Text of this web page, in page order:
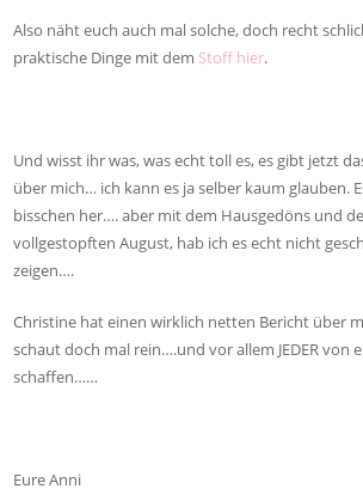
Also näht euch auch mal solche, doch recht
praktische Dinge mit dem Stoff hier.
Und wisst ihr was, was echt toll es, es gibt jetzt
über mich… ich kann es ja selber kaum glauben.
bisschen her…. aber mit dem Hausgedöns und
vollgestopften August, hab ich es echt nicht
zeigen….
Christine hat einen wirklich netten Bericht über
schaut doch mal rein….und vor allem JEDER von
schaffen……
Eure Anni